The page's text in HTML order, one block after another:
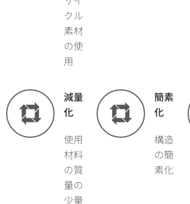
クル
素材
の使
用
減量
化
使用
材料
の質
量の
少量
簡素
化
構造
の簡
素化